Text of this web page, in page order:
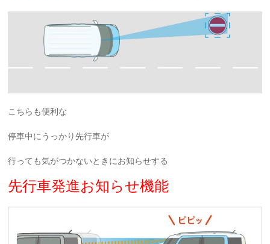
こちらも便利な
停車中にうっかり先行車が
行っても気がつかないときにお知らせする
先行車発進お知らせ機能